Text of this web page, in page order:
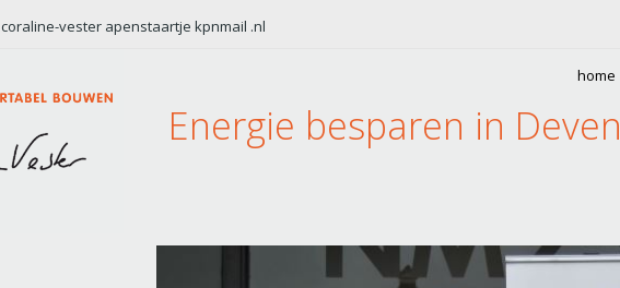
coraline-vester apenstaartje kpnmail .nl
Energie besparen in
home